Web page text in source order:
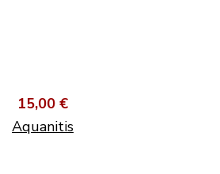
15,00 €
Aquanitis